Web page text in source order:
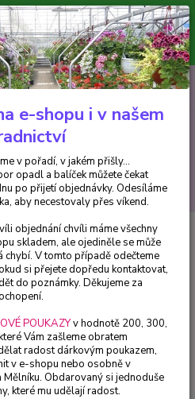
z e-shopu je 300 Kč.
opadl a balíček můžete čekat
po přijetí objednávky. Objednávky
v jakém přišly...
CZK
Hledat
0ks
za0 Kč
Kosmatec 3097
Kosmatec
e-shopu i v našem
v pořadí, v jakém přišly...
opadl a balíček můžete čekat
po přijetí objednávky. Odesíláme
aby necestovaly přes víkend.
objednání chvíli máme všechny
skladem, ale ojediněle se může
chybí. V tomto případě odečteme
si přejete dopředu kontaktovat,
do poznámky. Děkujeme za
POUKAZYv hodnotě 200, 300,
Vám zašleme obratem
radost dárkovým poukazem,
v e-shopu nebo osobně v
Obdarovaný si jednoduše
které mu udělají radost.